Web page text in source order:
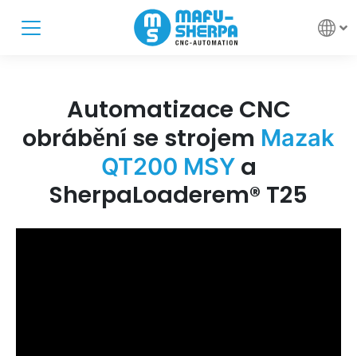
Automatizace CNC
obrábění se strojem Mazak
QT200 MSYa
SherpaLoaderem® T25